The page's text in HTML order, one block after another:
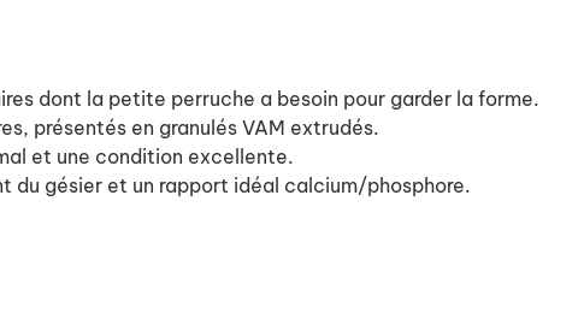
dont la petite perruche a besoin pour garder la forme.
présentés en granulés VAM extrudés.
et une condition excellente.
du gésier et un rapport idéal calcium/phosphore.